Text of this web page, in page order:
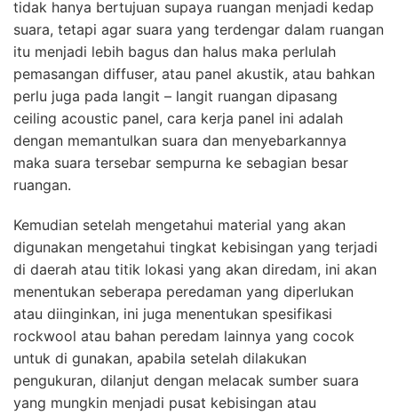
tidak hanya bertujuan supaya ruangan menjadi kedap
suara, tetapi agar suara yang terdengar dalam ruangan
itu menjadi lebih bagus dan halus maka perlulah
pemasangan diffuser, atau panel akustik, atau bahkan
perlu juga pada langit – langit ruangan dipasang
ceiling acoustic panel, cara kerja panel ini adalah
dengan memantulkan suara dan menyebarkannya
maka suara tersebar sempurna ke sebagian besar
ruangan.
Kemudian setelah mengetahui material yang akan
digunakan mengetahui tingkat kebisingan yang terjadi
di daerah atau titik lokasi yang akan diredam, ini akan
menentukan seberapa peredaman yang diperlukan
atau diinginkan, ini juga menentukan spesifikasi
rockwool atau bahan peredam lainnya yang cocok
untuk di gunakan, apabila setelah dilakukan
pengukuran, dilanjut dengan melacak sumber suara
yang mungkin menjadi pusat kebisingan atau